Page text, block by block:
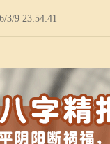
9 23:54:41